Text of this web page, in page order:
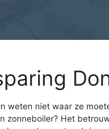
weten niet waar ze
zonneboiler? Het